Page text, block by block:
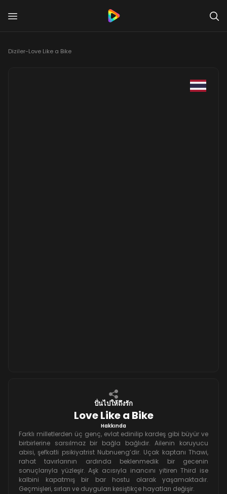
Diziler-Love Like a Bike
Love Like a Bike
ปั่นไปให้ถึงรัก
Hakkında
Farklı milletlerden üç genç, evlat edinilip kardeş gibi büyür ve
birbirlerine sarsılmaz bir bağla bağlıdır. Ailenin koruyucu
abisi, şefkatli psikiyatrist Nubnueng’dir. Uçak kaptanı Thawi,
rahat tavırlarının ardında beklenmedik bir gecenin
sonuçlarıyla yüzleşir. Aşk acısıyla inancını yitiren Third ise
kalbini kapatmış bir bar hostu olarak yaşamaktadır.
Geçmişleri, sırları ve duyguları kesiştikçe hayatları değişir.